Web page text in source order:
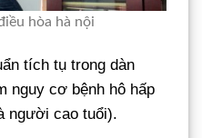
hòa hà nội
tích tụ trong dàn
nguy cơ bệnh hô hấp
người cao tuổi).